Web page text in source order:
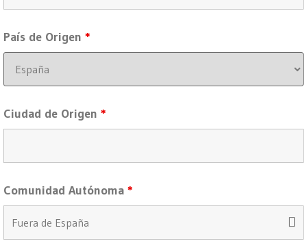
País de Origen *
Ciudad de Origen *
Comunidad Autónoma *